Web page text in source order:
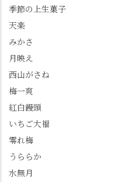
季節の上生菓子
天楽
みかさ
月映え
西山がさね
梅一爽
紅白饅頭
いちご大福
零れ梅
うららか
水無月